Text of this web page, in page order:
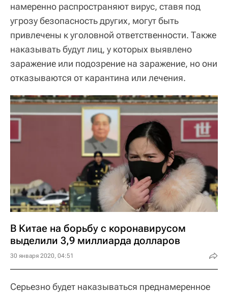
намеренно распространяют вирус, ставя под
угрозу безопасность других, могут быть
привлечены к уголовной ответственности. Также
наказывать будут лиц, у которых выявлено
заражение или подозрение на заражение, но они
отказываются от карантина или лечения.
В Китае на борьбу с коронавирусом
выделили 3,9 миллиарда долларов
30 января 2020, 04:51
Серьезно будет наказываться преднамеренное